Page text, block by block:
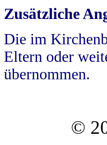
Zusätzliche
Die im
Eltern oder
übernommen.
©